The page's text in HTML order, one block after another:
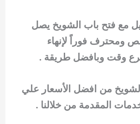
مع فتح باب الشويخ يصل
ومحترف فوراً لإنهاء
وقت وبافضل طريقة .
من افضل الأسعار علي
المقدمة من خلالنا .